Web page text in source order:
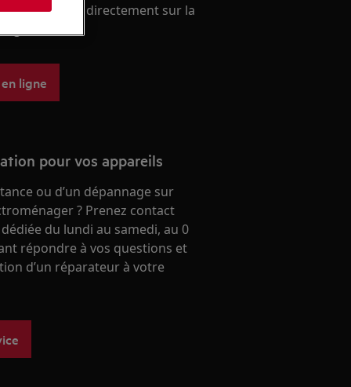
A acheter directement sur la
ligne
pour vos appareils
ou d’un dépannage sur
? Prenez contact
du lundi au samedi, au 0
répondre à vos questions et
d’un réparateur à votre